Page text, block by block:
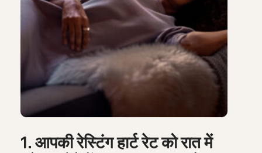
1. आपकी रेस्टिंग हार्ट रेट को रात में